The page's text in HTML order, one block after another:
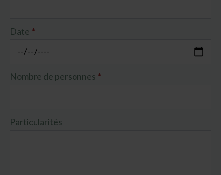
Date *
Nombre de personnes *
Particularités